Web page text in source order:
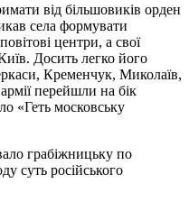
від більшовиків орден
села формувати
центри, а свої
Досить легко його
Кременчук, Миколаїв,
перейшли на бік
«Геть московську
грабіжницьку по
суть російського